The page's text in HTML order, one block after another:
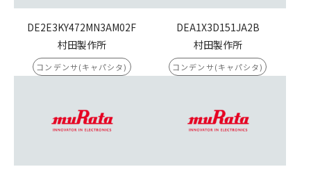
DE2E3KY472MN3AM02F
村田製作所
コンデンサ(キャパシタ)
DEA1X3D151JA2B
村田製作所
コンデンサ(キャパシタ)